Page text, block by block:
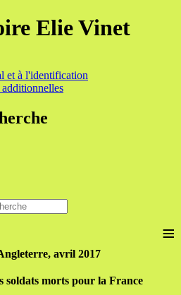
et à l'identification
≡
avril 2017
soldats morts pour la France